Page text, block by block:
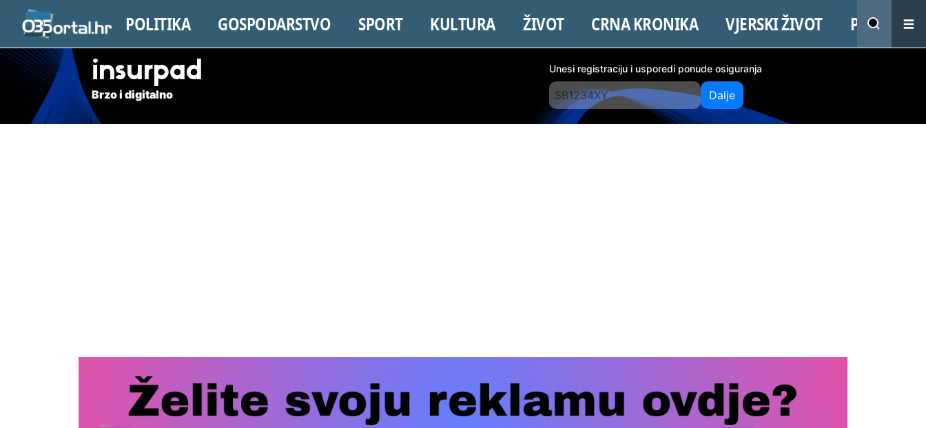
POLITIKA GOSPODARSTVO SPORT KULTURA ŽIVOT CRNA KRONIKA VJERSKI ŽIVOT PROMO
insurpad
Brzo i digitalno
Unesi registraciju i usporedi ponude osiguranja
Dalje